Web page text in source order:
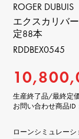
ROGER DUBUIS
エクスカリバ
定88本
RDDBEX0545
生産終了品/最終定
お問い合わせ商品ID
ローンシミュレーシ